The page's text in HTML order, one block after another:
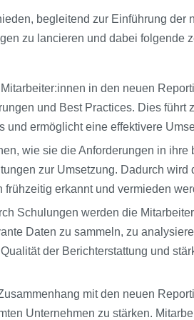
begleitend zur Einführung der
zu lancieren und dabei folgende
in den neuen
und Best Practices. Dies führt
und ermöglicht eine effektivere
wie sie die Anforderungen in ihre
zur Umsetzung. Dadurch wird
erkannt und vermieden
Schulungen werden die
Daten zu sammeln, zu
der Berichterstattung und
mit den neuen
Unternehmen zu stärken.